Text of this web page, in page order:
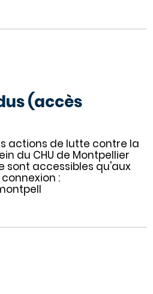
(accès
actions de lutte contre la
du CHU de Montpellier
sont accessibles qu'aux
: